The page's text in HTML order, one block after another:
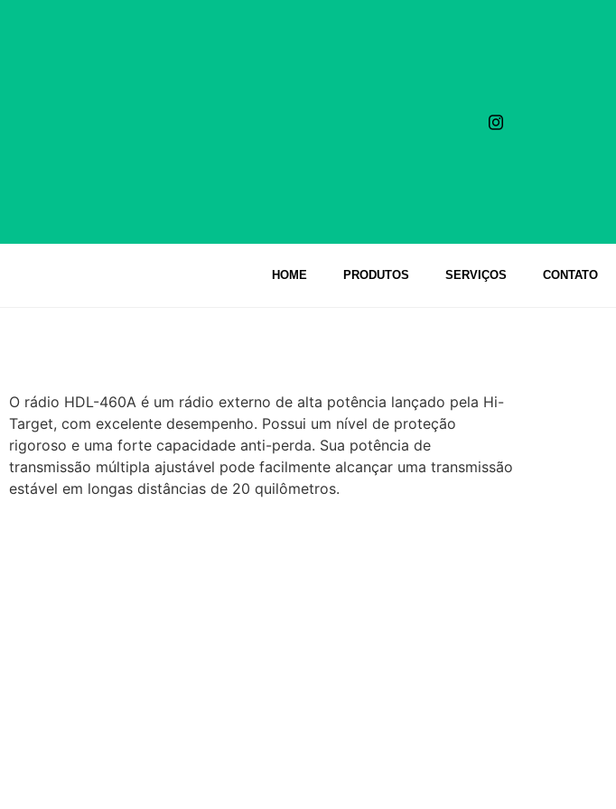
HOME PRODUTOS SERVIÇOS CONTATO
O rádio HDL-460A é um rádio externo de alta potência lançado pela Hi-
Target, com excelente desempenho. Possui um nível de proteção
rigoroso e uma forte capacidade anti-perda. Sua potência de
transmissão múltipla ajustável pode facilmente alcançar uma transmissão
estável em longas distâncias de 20 quilômetros.